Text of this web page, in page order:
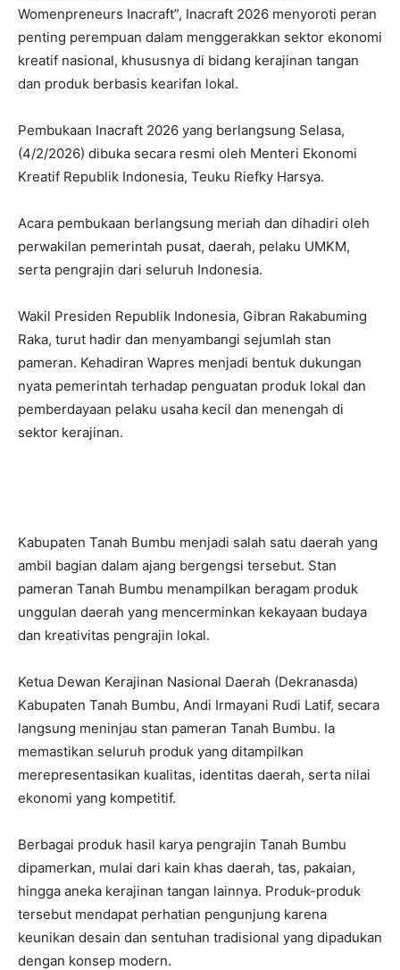
Womenpreneurs Inacraft”, Inacraft 2026 menyoroti peran
penting perempuan dalam menggerakkan sektor ekonomi
kreatif nasional, khususnya di bidang kerajinan tangan
dan produk berbasis kearifan lokal.
Pembukaan Inacraft 2026 yang berlangsung Selasa,
(4/2/2026) dibuka secara resmi oleh Menteri Ekonomi
Kreatif Republik Indonesia, Teuku Riefky Harsya.
Acara pembukaan berlangsung meriah dan dihadiri oleh
perwakilan pemerintah pusat, daerah, pelaku UMKM,
serta pengrajin dari seluruh Indonesia.
Wakil Presiden Republik Indonesia, Gibran Rakabuming
Raka, turut hadir dan menyambangi sejumlah stan
pameran. Kehadiran Wapres menjadi bentuk dukungan
nyata pemerintah terhadap penguatan produk lokal dan
pemberdayaan pelaku usaha kecil dan menengah di
sektor kerajinan.
Kabupaten Tanah Bumbu menjadi salah satu daerah yang
ambil bagian dalam ajang bergengsi tersebut. Stan
pameran Tanah Bumbu menampilkan beragam produk
unggulan daerah yang mencerminkan kekayaan budaya
dan kreativitas pengrajin lokal.
Ketua Dewan Kerajinan Nasional Daerah (Dekranasda)
Kabupaten Tanah Bumbu, Andi Irmayani Rudi Latif, secara
langsung meninjau stan pameran Tanah Bumbu. Ia
memastikan seluruh produk yang ditampilkan
merepresentasikan kualitas, identitas daerah, serta nilai
ekonomi yang kompetitif.
Berbagai produk hasil karya pengrajin Tanah Bumbu
dipamerkan, mulai dari kain khas daerah, tas, pakaian,
hingga aneka kerajinan tangan lainnya. Produk-produk
tersebut mendapat perhatian pengunjung karena
keunikan desain dan sentuhan tradisional yang dipadukan
dengan konsep modern.